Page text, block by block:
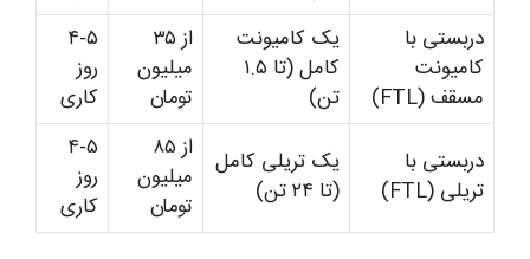
دربستی با
کامیونت
مسقف (FTL)
یک کامیونت
کامل (تا ۱.۵
تن)
از ۳۵
میلیون
تومان
۴-۵
روز
کاری
دربستی با
تریلی (FTL)
یک تریلی کامل
(تا ۲۴ تن)
از ۸۵
میلیون
تومان
۴-۵
روز
کاری